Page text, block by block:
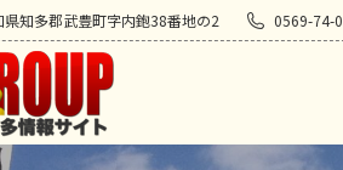
知多郡武豊町字内鉋38番地の2 0569-74-